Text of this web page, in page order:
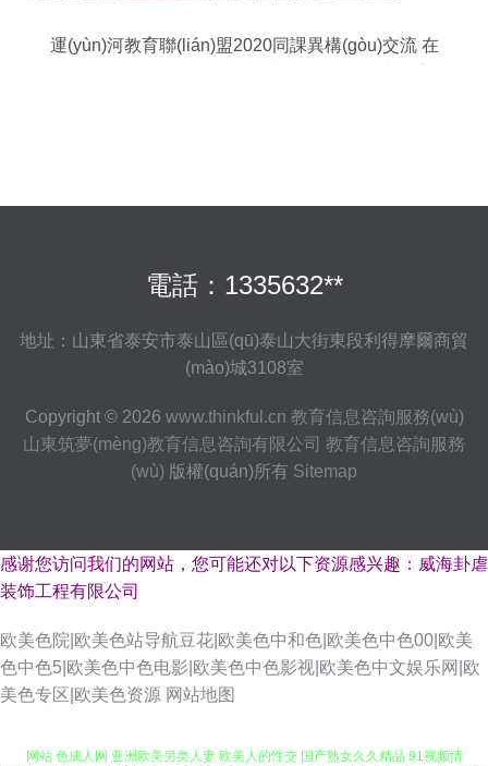
運(yùn)河教育聯(lián)盟2020同課異構(gòu)交流 在
電話：1335632**
地址：山東省泰安市泰山區(qū)泰山大街東段利得摩爾商貿
(mào)城3108室
Copyright © 2026 www.thinkful.cn 教育信息咨詢服務(wù)
山東筑夢(mèng)教育信息咨詢有限公司 教育信息咨詢服務
(wù) 版權(quán)所有 Sitemap
感谢您访问我们的网站，您可能还对以下资源感兴趣：威海卦虐
装饰工程有限公司
欧美色院|欧美色站导航豆花|欧美色中和色|欧美色中色00|欧美
色中色5|欧美色中色电影|欧美色中色影视|欧美色中文娱乐网|欧
美色专区|欧美色资源 网站地图